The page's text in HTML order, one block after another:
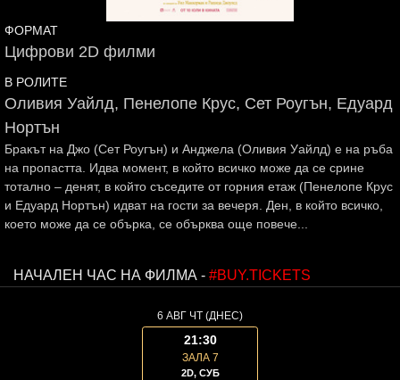
ФОРМАТ
Цифрови 2D филми
В РОЛИТЕ
Оливия Уайлд, Пенелопе Крус, Сет Роугън, Едуард
Нортън
Бракът на Джо (Сет Роугън) и Анджела (Оливия Уайлд) е на ръба
на пропастта. Идва момент, в който всичко може да се срине
тотално – денят, в който съседите от горния етаж (Пенелопе Крус
и Едуард Нортън) идват на гости за вечеря. Ден, в който всичко,
което може да се обърка, се обърква още повече...
НАЧАЛЕН ЧАС НА ФИЛМА - #BUY.TICKETS
6 АВГ ЧТ (ДНЕС)
21:30
ЗАЛА 7
2D, СУБ